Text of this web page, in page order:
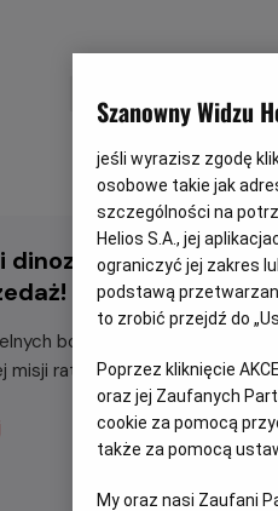
dinozaury -
bohaterów Psiego Patrolu w
misji ratunkowej w historii.
Szanowny Widzu
jeśli wyrazisz zgodę
osobowe takie jak
szczególności na
Helios S.A., jej
ograniczyć jej zakres
podstawą
to zrobić przejdź do
Poprzez kliknięcie
oraz jej Zaufanych
cookie za pomocą
także za pomocą
My oraz nasi Zaufani